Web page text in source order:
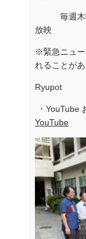
毎週木
放映
※緊急ニュー
れることがあ
Ryupot
・ YouTube
YouTube